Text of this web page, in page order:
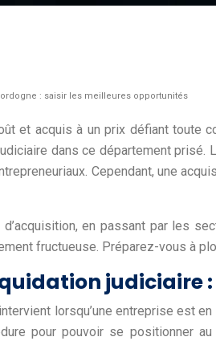
: saisir les meilleures opportunités
et acquis à un prix défiant toute
dans ce département
Cependant, une
en passant par les
fructueuse. Préparez-vous à
judiciaire
lorsqu’une entreprise est
pour pouvoir se positionner